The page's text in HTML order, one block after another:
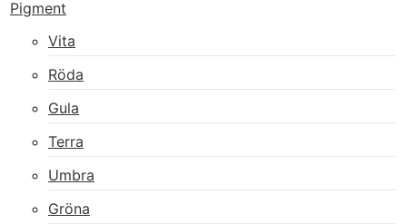
Pigment
Vita
Röda
Gula
Terra
Umbra
Gröna